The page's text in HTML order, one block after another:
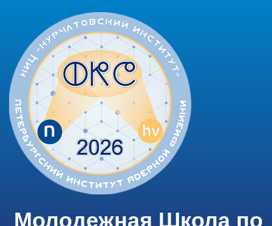
Молодежная Школа по